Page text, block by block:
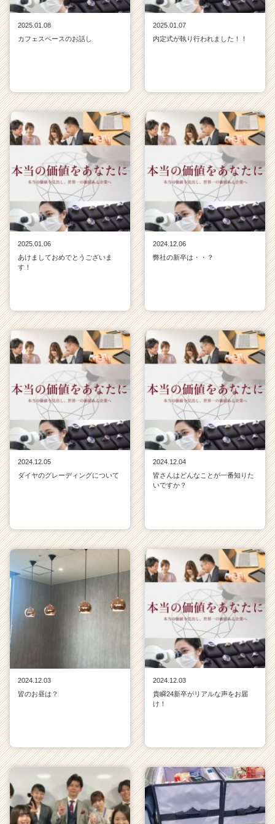
2025.01.08
カフェスペースのお話し
2025.01.07
内定式が執り行われました！！
2025.01.06
あけましておめでとうございま
す！
2024.12.06
弊社の新卒は・・？
2024.12.05
ダイヤのグレーディングについて
2024.12.04
皆さんはどんなことが一番知りた
いですか？
2024.12.03
皆のお昼は？
2024.12.03
貴瞬24新卒がリアルな声をお届
け！